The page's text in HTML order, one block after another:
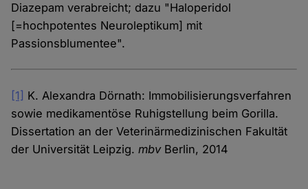
Diazepam verabreicht; dazu "Haloperidol
[=hochpotentes Neuroleptikum] mit
Passionsblumentee".
[1] K. Alexandra Dörnath: Immobilisierungsverfahren
sowie medikamentöse Ruhigstellung beim Gorilla.
Dissertation an der Veterinärmedizinischen Fakultät
der Universität Leipzig.mbvBerlin, 2014